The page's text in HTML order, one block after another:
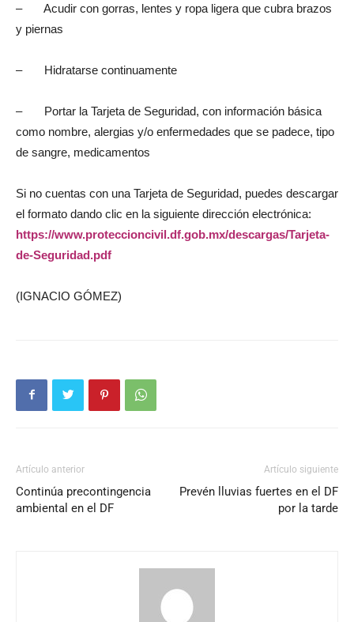
– Acudir con gorras, lentes y ropa ligera que cubra brazos
y piernas
– Hidratarse continuamente
– Portar la Tarjeta de Seguridad, con información básica
como nombre, alergias y/o enfermedades que se padece, tipo
de sangre, medicamentos
Si no cuentas con una Tarjeta de Seguridad, puedes descargar
el formato dando clic en la siguiente dirección electrónica:
https://www.proteccioncivil.df.gob.mx/descargas/Tarjeta-
de-Seguridad.pdf
(IGNACIO GÓMEZ)
Artículo anterior
Continúa precontingencia
ambiental en el DF
Artículo siguiente
Prevén lluvias fuertes en el DF
por la tarde